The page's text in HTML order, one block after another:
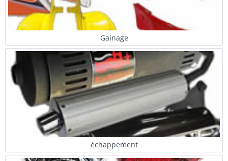
Gainage
échappement